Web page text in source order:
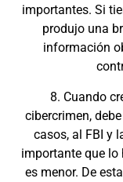
importantes. Si
produjo una
información
8. Cuando
cibercrimen,
casos, al FBI y
importante que lo
es menor. De